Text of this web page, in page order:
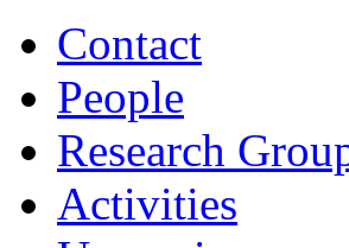
Contact
People
Research
Activities